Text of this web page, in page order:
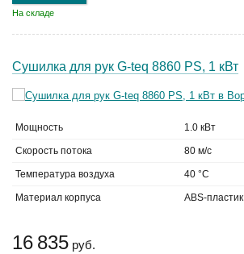
На складе
Сушилка для рук G-teq 8860 PS, 1 кВт
Мощность 1.0 кВт
Скорость потока 80 м/с
Температура воздуха 40 °C
Материал корпуса ABS-пластик
16 835 руб.